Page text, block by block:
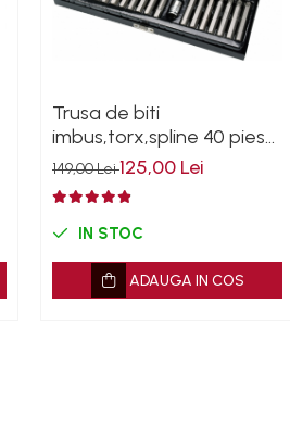
Trusa de biti
imbus,torx,spline 40 piese
YATO
149,00 Lei125,00 Lei
IN STOC
ADAUGA IN COS